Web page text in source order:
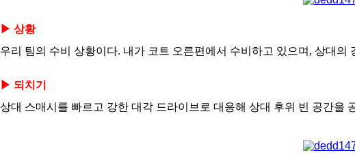
▶ 상황
우리 팀의 수비 상황이다. 내가 코트 오른편에서 수비하고 있으며, 상대
▶ 되치기
상대 스매시를 빠르고 강한 대각 드라이브로 대응해 상대 후위 빈 공간을